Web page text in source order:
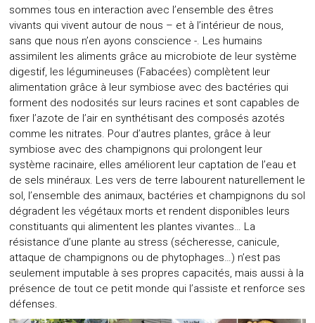
sommes tous en interaction avec l’ensemble des êtres
vivants qui vivent autour de nous – et à l’intérieur de nous,
sans que nous n’en ayons conscience -. Les humains
assimilent les aliments grâce au microbiote de leur système
digestif, les légumineuses (Fabacées) complètent leur
alimentation grâce à leur symbiose avec des bactéries qui
forment des nodosités sur leurs racines et sont capables de
fixer l’azote de l’air en synthétisant des composés azotés
comme les nitrates. Pour d’autres plantes, grâce à leur
symbiose avec des champignons qui prolongent leur
système racinaire, elles améliorent leur captation de l’eau et
de sels minéraux. Les vers de terre labourent naturellement le
sol, l’ensemble des animaux, bactéries et champignons du sol
dégradent les végétaux morts et rendent disponibles leurs
constituants qui alimentent les plantes vivantes… La
résistance d’une plante au stress (sécheresse, canicule,
attaque de champignons ou de phytophages…) n’est pas
seulement imputable à ses propres capacités, mais aussi à la
présence de tout ce petit monde qui l’assiste et renforce ses
défenses.